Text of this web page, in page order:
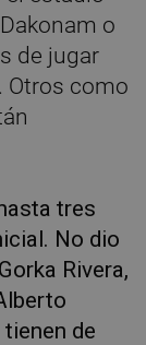
o
de jugar
Otros como
tres
No dio
Rivera,
de